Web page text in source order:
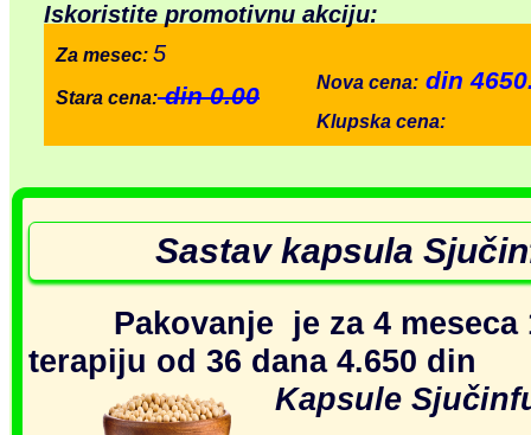
Iskoristite promotivnu akciju:
Za mesec: 5
Stara cena:din 0.00 Nova cena: din
Klupska cena:
Sastav kapsula
Pakovanje je za 4 meseca
terapiju od 36 dana 4.650 din
Kapsule